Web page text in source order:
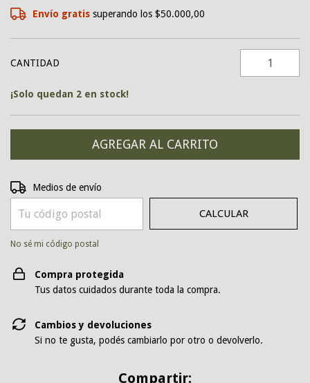
Envío gratis superando los$50.000,00
CANTIDAD
¡Solo quedan 2 en stock!
Entregas para el CP:
Medios de envío
CALCULAR
No sé mi código postal
Compra protegida
Tus datos cuidados durante toda la compra.
Cambios y devoluciones
Si no te gusta, podés cambiarlo por otro o devolverlo.
Compartir: